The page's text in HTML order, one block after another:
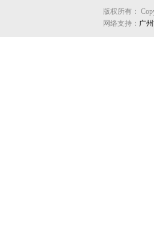
版权所有：
网络支持： 广